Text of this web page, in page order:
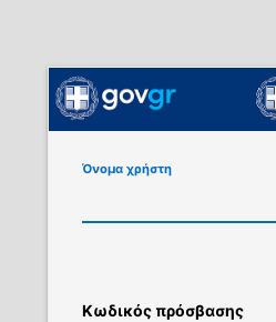
Όνομα χρήστη
Κωδικός πρόσβασης